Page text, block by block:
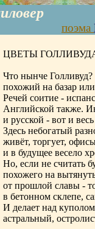
поэма
ЦВЕТЫ
Что нынче
похожий на базар
Речей соитие -
Английской также.
и русской - вот и
Здесь небогатый
живёт, торгует,
и в будущее весело
Но, если не считать
похожего на
от прошлой славы -
в бетонном склепе,
И делает над
астральный,